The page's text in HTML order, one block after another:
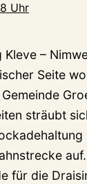
Uhr
–
Seite
sträubt
auf.
für die